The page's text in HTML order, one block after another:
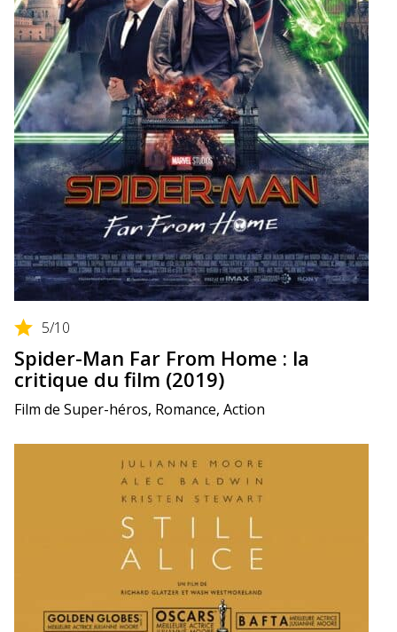
5/10
Spider-Man Far From Home : la
critique du film (2019)
Film de Super-héros, Romance, Action